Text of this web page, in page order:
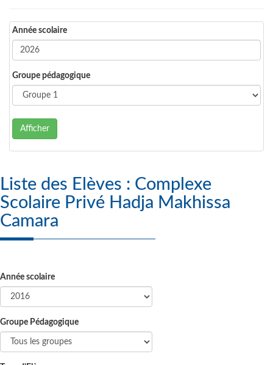
Année scolaire
Groupe pédagogique
Afficher
Liste des Elèves : Complexe
Scolaire Privé Hadja Makhissa
Camara
Année scolaire
Groupe Pédagogique